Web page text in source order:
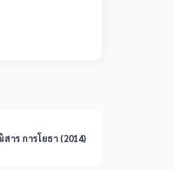
าร การโยธา (2014)